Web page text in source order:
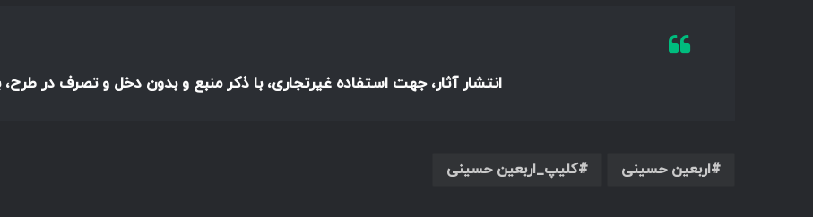
انتشار آثار، جهت استفاده غیرتجاری، با ذکر منبع و بدون دخل و تصرف در طرح،
اربعین حسینی کلیپ_اربعین حسینی